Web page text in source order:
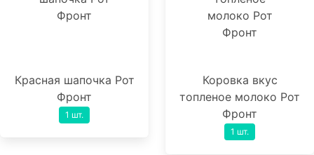
Красная шапочка Рот
Фронт
1 шт.
Коровка вкус
топленое молоко Рот
Фронт
1 шт.